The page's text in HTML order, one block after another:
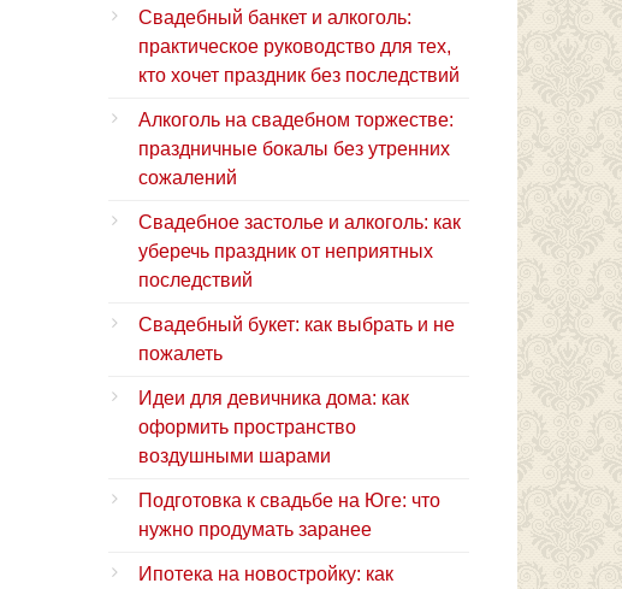
Свадебный банкет и алкоголь:
практическое руководство для тех,
кто хочет праздник без последствий
Алкоголь на свадебном торжестве:
праздничные бокалы без утренних
сожалений
Свадебное застолье и алкоголь: как
уберечь праздник от неприятных
последствий
Свадебный букет: как выбрать и не
пожалеть
Идеи для девичника дома: как
оформить пространство
воздушными шарами
Подготовка к свадьбе на Юге: что
нужно продумать заранее
Ипотека на новостройку: как